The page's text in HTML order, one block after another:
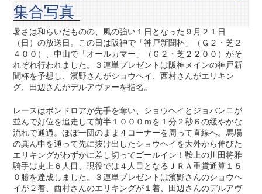
集合写真
暑さは和らいだものの、風の強い１日となった９月２１日
（日）の放送日。この日は阪神で「神戸新聞杯」（Ｇ２・芝２
４００）、中山で「オールカマー」（Ｇ２・芝２２００）がそ
れぞれ行われました。３連単プレゼントは阪神メインの神戸新
聞杯を予想し、濱野さんがショウヘイ、西村さんがエリキン
グ、田辺さんがデルアヴァーを指名。
レースはボンドロアが先手を奪い、ショウヘイとジョバンニが
並んで好位を追走して前半１０００ｍを１分２秒６の緩やかな
流れで通過。ほぼ一団のまま４コーナーを周って直線へ。馬場
の真ん中を通って先に抜け出したショウヘイを大外から伸びた
エリキングがわずかに差し切ってゴールイン！鞍上の川田将雅
騎手は史上６人目、現役では４人目となるＪＲＡ重賞通算１５
０勝を達成しました。３連単プレゼントは濱野さんのショウヘ
イが２着、西村さんのエリキングが１着、田辺さんのデルアヴ